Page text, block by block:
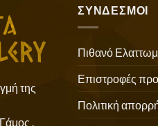
της
.
ΣΥΝΔΕΣΜΟΙ
Πιθανό
Επιστροφές
Πολιτική